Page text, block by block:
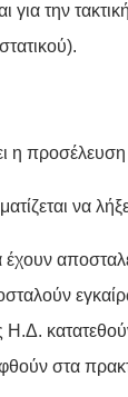
για την
η
να
έχουν
Η.Δ.
στα